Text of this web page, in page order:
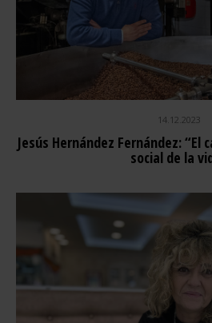
14.12.2023
Jesús Hernández Fernández:
social de la